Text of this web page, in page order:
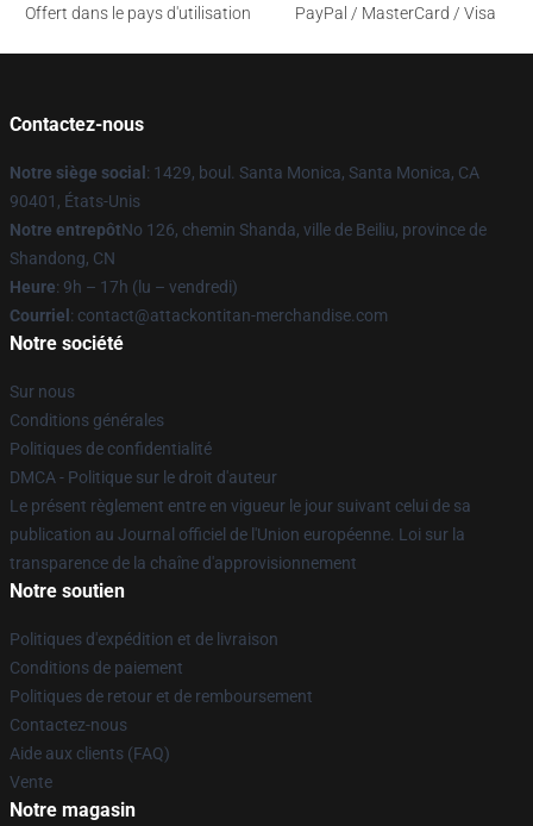
Offert dans le pays d'utilisation
PayPal / MasterCard / Visa
Contactez-nous
Notre siège social : 1429, boul. Santa Monica, Santa Monica, CA
90401, États-Unis
Notre entrepôtNo 126, chemin Shanda, ville de Beiliu, province de
Shandong, CN
Heure: 9h – 17h (lu – vendredi)
Courriel : contact@attackontitan-merchandise.com
Notre société
Sur nous
Conditions générales
Politiques de confidentialité
DMCA - Politique sur le droit d'auteur
Le présent règlement entre en vigueur le jour suivant celui de sa
publication au Journal officiel de l'Union européenne. Loi sur la
transparence de la chaîne d'approvisionnement
Notre soutien
Politiques d'expédition et de livraison
Conditions de paiement
Politiques de retour et de remboursement
Contactez-nous
Aide aux clients (FAQ)
Vente
Notre magasin